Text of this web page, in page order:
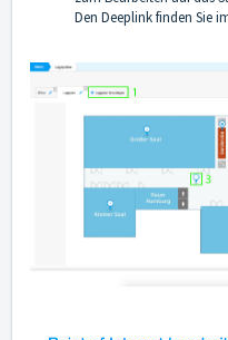
Den Deeplink finden Sie